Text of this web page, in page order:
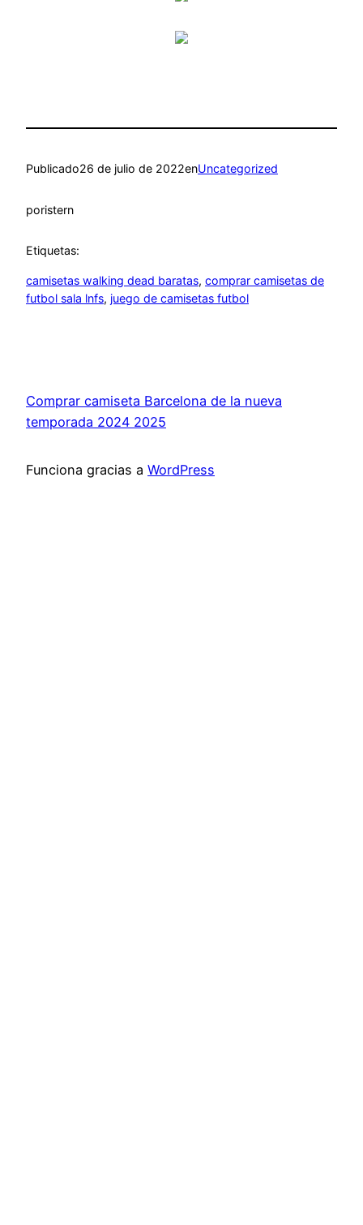
Publicado26 de julio de 2022enUncategorized
poristern
Etiquetas:
camisetas walking dead baratas, comprar camisetas de
futbol sala lnfs, juego de camisetas futbol
Comprar camiseta Barcelona de la nueva
temporada 2024 2025
Funciona gracias a WordPress